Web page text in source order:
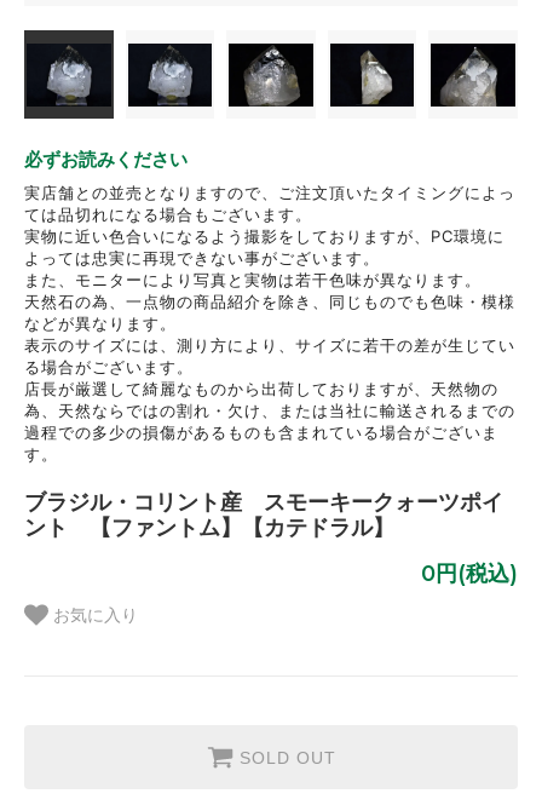
必ずお読みください
実店舗との並売となりますので、ご注文頂いたタイミングによっ
ては品切れになる場合もございます。
実物に近い色合いになるよう撮影をしておりますが、PC環境に
よっては忠実に再現できない事がございます。
また、モニターにより写真と実物は若干色味が異なります。
天然石の為、一点物の商品紹介を除き、同じものでも色味・模様
などが異なります。
表示のサイズには、測り方により、サイズに若干の差が生じてい
る場合がございます。
店長が厳選して綺麗なものから出荷しておりますが、天然物の
為、天然ならではの割れ・欠け、または当社に輸送されるまでの
過程での多少の損傷があるものも含まれている場合がございま
す。
ブラジル・コリント産 スモーキークォーツポイ
ント 【ファントム】【カテドラル】
0円(税込)
お気に入り
SOLD OUT